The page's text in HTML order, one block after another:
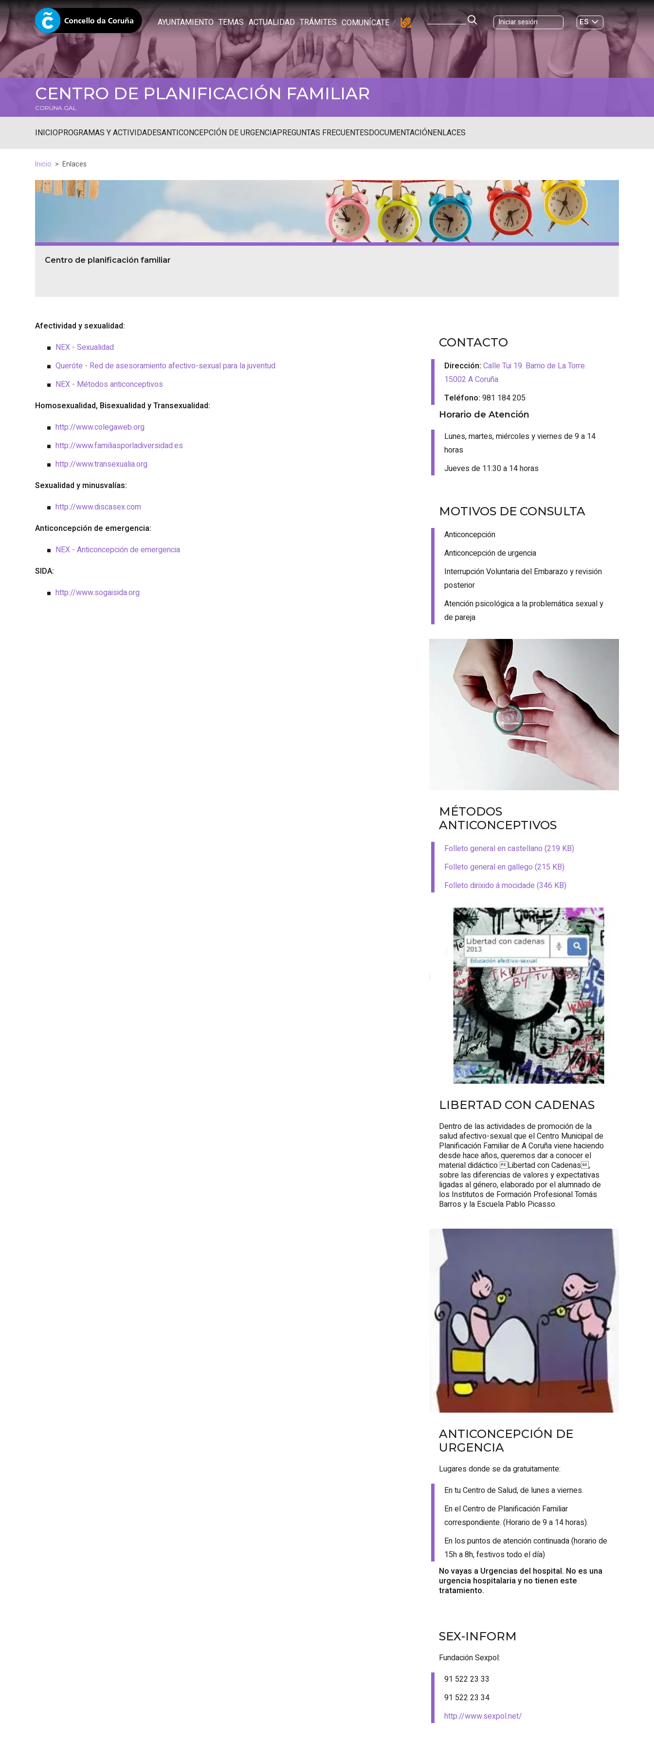
AYUNTAMIENTO TEMAS ACTUALIDAD TRÁMITES COMUNÍCATE Iniciar sesión
ES
GL
CENTRO DE PLANIFICACIÓN FAMILIAR
CORUNA.GAL
INICIOPROGRAMAS Y ACTIVIDADESANTICONCEPCIÓN DE URGENCIAPREGUNTAS FRECUENTESDOCUMENTACIÓNENLACES
Inicio Enlaces
Centro de planificación familiar
Afectividad y sexualidad:
NEX - Sexualidad
Queróte - Red de asesoramiento afectivo-sexual para la juventud
NEX - Métodos anticonceptivos
Homosexualidad, Bisexualidad y Transexualidad:
http://www.colegaweb.org
http://www.familiasporladiversidad.es
http://www.transexualia.org
Sexualidad y minusvalías:
http://www.discasex.com
Anticoncepción de emergencia:
NEX - Anticoncepción de emergencia
SIDA:
http://www.sogaisida.org
CONTACTO
Dirección: Calle Tui 19. Barrio de La Torre.
15002 A Coruña
Teléfono: 981 184 205
Horario de Atención
Lunes, martes, miércoles y viernes de 9 a 14
horas
Jueves de 11:30 a 14 horas
MOTIVOS DE CONSULTA
Anticoncepción
Anticoncepción de urgencia
Interrupción Voluntaria del Embarazo y revisión
posterior
Atención psicológica a la problemática sexual y
de pareja
MÉTODOS
ANTICONCEPTIVOS
Folleto general en castellano (219 KB)
Folleto general en gallego (215 KB)
Folleto dirixido á mocidade (346 KB)
LIBERTAD CON CADENAS
Dentro de las actividades de promoción de la
salud afectivo-sexual que el Centro Municipal de
Planificación Familiar de A Coruña viene haciendo
desde hace años, queremos dar a conocer el
material didáctico Libertad con Cadenas,
sobre las diferencias de valores y expectativas
ligadas al género, elaborado por el alumnado de
los Institutos de Formación Profesional Tomás
Barros y la Escuela Pablo Picasso.
ANTICONCEPCIÓN DE
URGENCIA
Lugares donde se da gratuitamente:
En tu Centro de Salud, de lunes a viernes.
En el Centro de Planificación Familiar
correspondiente. (Horario de 9 a 14 horas).
En los puntos de atención continuada (horario de
15h a 8h, festivos todo el día)
No vayas a Urgencias del hospital. No es una
urgencia hospitalaria y no tienen este
tratamiento.
SEX-INFORM
Fundación Sexpol:
91 522 23 33
91 522 23 34
http://www.sexpol.net/